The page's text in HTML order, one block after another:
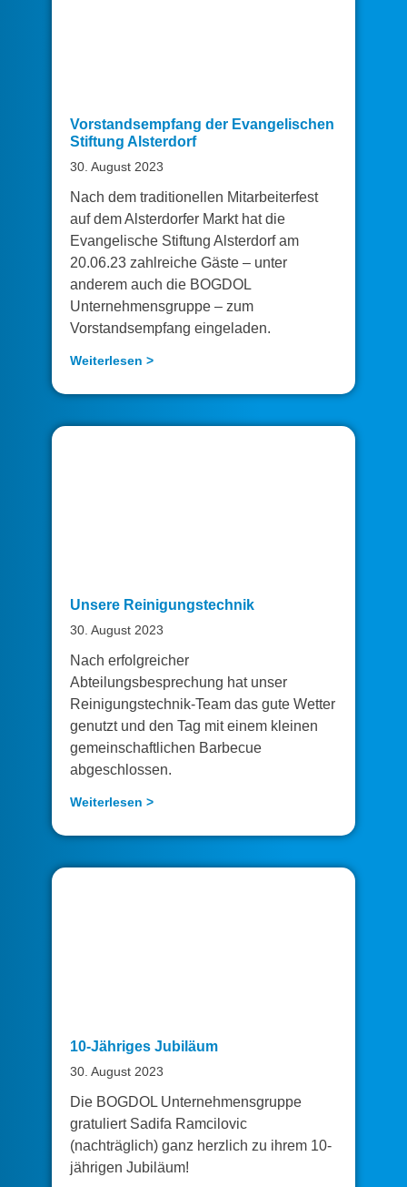
Vorstandsempfang der Evangelischen
Stiftung Alsterdorf
30. August 2023
Nach dem traditionellen Mitarbeiterfest
auf dem Alsterdorfer Markt hat die
Evangelische Stiftung Alsterdorf am
20.06.23 zahlreiche Gäste – unter
anderem auch die BOGDOL
Unternehmensgruppe – zum
Vorstandsempfang eingeladen.
Weiterlesen >
Unsere Reinigungstechnik
30. August 2023
Nach erfolgreicher
Abteilungsbesprechung hat unser
Reinigungstechnik-Team das gute Wetter
genutzt und den Tag mit einem kleinen
gemeinschaftlichen Barbecue
abgeschlossen.
Weiterlesen >
10-Jähriges Jubiläum
30. August 2023
Die BOGDOL Unternehmensgruppe
gratuliert Sadifa Ramcilovic
(nachträglich) ganz herzlich zu ihrem 10-
jährigen Jubiläum!